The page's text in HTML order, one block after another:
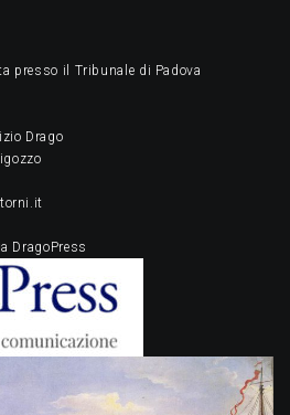
presso il Tribunale di Padova
Drago
DragoPress